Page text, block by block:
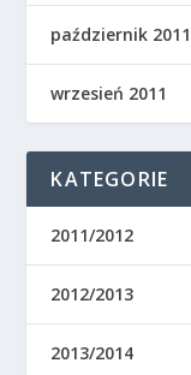
październik 2011
wrzesień 2011
KATEGORIE
2011/2012
2012/2013
2013/2014